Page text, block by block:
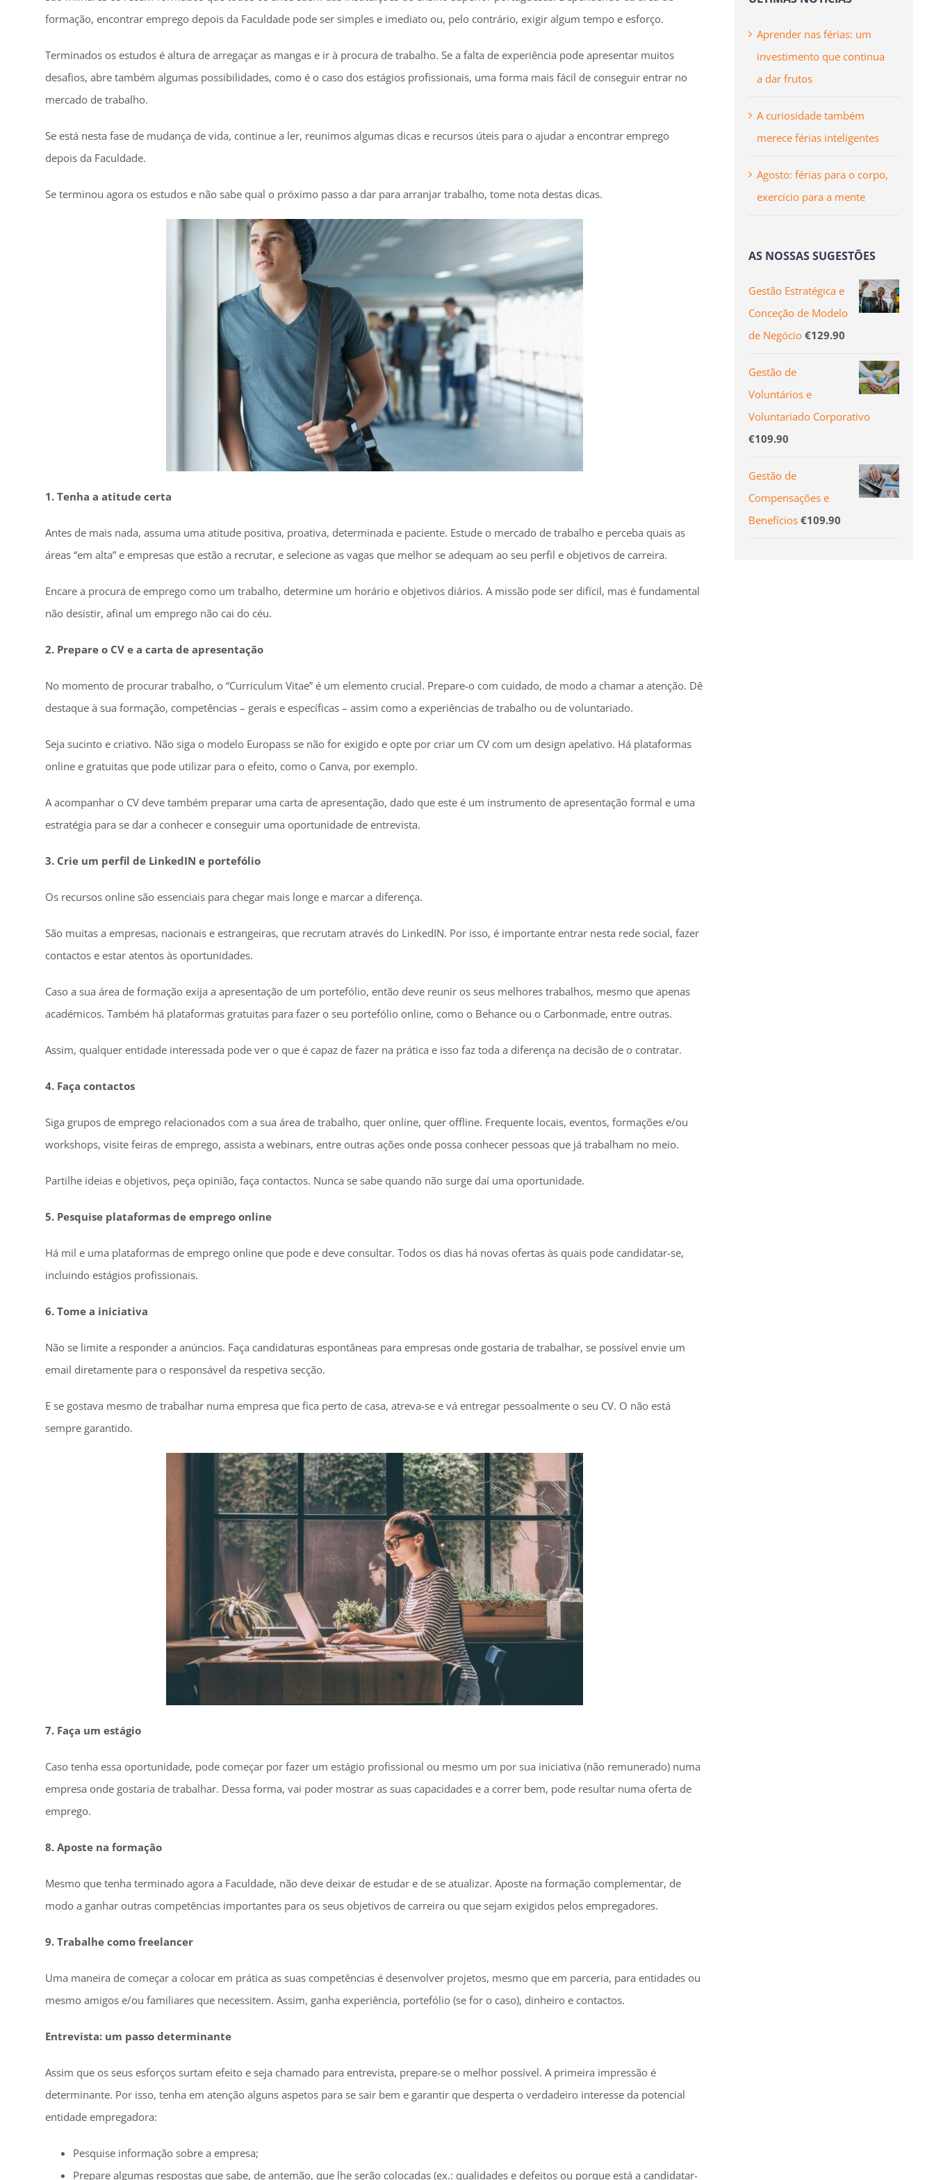
formação, encontrar emprego depois da Faculdade pode ser simples e imediato ou, pelo contrário, exigir algum tempo e esforço.
Terminados os estudos é altura de arregaçar as mangas e ir à procura de trabalho. Se a falta de experiência pode apresentar muitos
desafios, abre também algumas possibilidades, como é o caso dos estágios profissionais, uma forma mais fácil de conseguir entrar no
mercado de trabalho.
Se está nesta fase de mudança de vida, continue a ler, reunimos algumas dicas e recursos úteis para o ajudar a encontrar emprego
depois da Faculdade.
Se terminou agora os estudos e não sabe qual o próximo passo a dar para arranjar trabalho, tome nota destas dicas.
1. Tenha a atitude certa
Antes de mais nada, assuma uma atitude positiva, proativa, determinada e paciente. Estude o mercado de trabalho e perceba quais as
áreas “em alta” e empresas que estão a recrutar, e selecione as vagas que melhor se adequam ao seu perfil e objetivos de carreira.
Encare a procura de emprego como um trabalho, determine um horário e objetivos diários. A missão pode ser difícil, mas é fundamental
não desistir, afinal um emprego não cai do céu.
2. Prepare o CV e a carta de apresentação
No momento de procurar trabalho, o “Curriculum Vitae” é um elemento crucial. Prepare-o com cuidado, de modo a chamar a atenção. Dê
destaque à sua formação, competências – gerais e específicas – assim como a experiências de trabalho ou de voluntariado.
Seja sucinto e criativo. Não siga o modelo Europass se não for exigido e opte por criar um CV com um design apelativo. Há plataformas
online e gratuitas que pode utilizar para o efeito, como o Canva, por exemplo.
A acompanhar o CV deve também preparar uma carta de apresentação, dado que este é um instrumento de apresentação formal e uma
estratégia para se dar a conhecer e conseguir uma oportunidade de entrevista.
3. Crie um perfil de LinkedIN e portefólio
Os recursos online são essenciais para chegar mais longe e marcar a diferença.
São muitas a empresas, nacionais e estrangeiras, que recrutam através do LinkedIN. Por isso, é importante entrar nesta rede social, fazer
contactos e estar atentos às oportunidades.
Caso a sua área de formação exija a apresentação de um portefólio, então deve reunir os seus melhores trabalhos, mesmo que apenas
académicos. Também há plataformas gratuitas para fazer o seu portefólio online, como o Behance ou o Carbonmade, entre outras.
Assim, qualquer entidade interessada pode ver o que é capaz de fazer na prática e isso faz toda a diferença na decisão de o contratar.
4. Faça contactos
Siga grupos de emprego relacionados com a sua área de trabalho, quer online, quer offline. Frequente locais, eventos, formações e/ou
workshops, visite feiras de emprego, assista a webinars, entre outras ações onde possa conhecer pessoas que já trabalham no meio.
Partilhe ideias e objetivos, peça opinião, faça contactos. Nunca se sabe quando não surge daí uma oportunidade.
5. Pesquise plataformas de emprego online
Há mil e uma plataformas de emprego online que pode e deve consultar. Todos os dias há novas ofertas às quais pode candidatar-se,
incluindo estágios profissionais.
6. Tome a iniciativa
Não se limite a responder a anúncios. Faça candidaturas espontâneas para empresas onde gostaria de trabalhar, se possível envie um
email diretamente para o responsável da respetiva secção.
E se gostava mesmo de trabalhar numa empresa que fica perto de casa, atreva-se e vá entregar pessoalmente o seu CV. O não está
sempre garantido.
7. Faça um estágio
Caso tenha essa oportunidade, pode começar por fazer um estágio profissional ou mesmo um por sua iniciativa (não remunerado) numa
empresa onde gostaria de trabalhar. Dessa forma, vai poder mostrar as suas capacidades e a correr bem, pode resultar numa oferta de
emprego.
8. Aposte na formação
Mesmo que tenha terminado agora a Faculdade, não deve deixar de estudar e de se atualizar. Aposte na formação complementar, de
modo a ganhar outras competências importantes para os seus objetivos de carreira ou que sejam exigidos pelos empregadores.
9. Trabalhe como freelancer
Uma maneira de começar a colocar em prática as suas competências é desenvolver projetos, mesmo que em parceria, para entidades ou
mesmo amigos e/ou familiares que necessitem. Assim, ganha experiência, portefólio (se for o caso), dinheiro e contactos.
Entrevista: um passo determinante
Assim que os seus esforços surtam efeito e seja chamado para entrevista, prepare-se o melhor possível. A primeira impressão é
determinante. Por isso, tenha em atenção alguns aspetos para se sair bem e garantir que desperta o verdadeiro interesse da potencial
entidade empregadora:
Pesquise informação sobre a empresa;
Prepare algumas respostas que sabe, de antemão, que lhe serão colocadas (ex.: qualidades e defeitos ou porque está a candidatar-
Aprender nas férias: um
investimento que continua
a dar frutos
A curiosidade também
merece férias inteligentes
Agosto: férias para o corpo,
exercício para a mente
AS NOSSAS SUGESTÕES
Gestão Estratégica e
Conceção de Modelo
de Negócio €129.90
Gestão de
Voluntários e
Voluntariado Corporativo
€109.90
Gestão de
Compensações e
Benefícios €109.90